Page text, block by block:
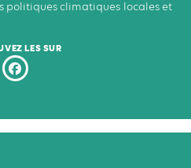
politiques climatiques locales et
LES SUR